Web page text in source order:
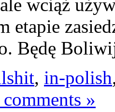
wciąż
etapie
Będę
, in-polish
»